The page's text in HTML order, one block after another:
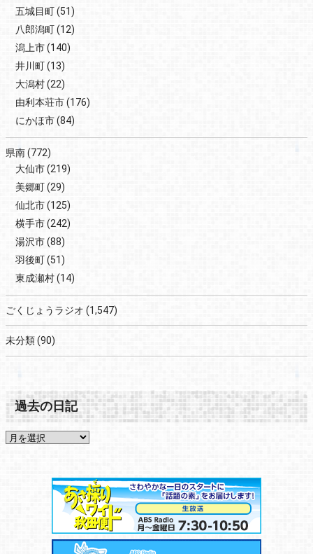
五城目町(51)
八郎潟町(12)
潟上市(140)
井川町(13)
大潟村(22)
由利本荘市(176)
にかほ市(84)
県南(772)
大仙市(219)
美郷町(29)
仙北市(125)
横手市(242)
湯沢市(88)
羽後町(51)
東成瀬村(14)
ごくじょうラジオ (1,547)
未分類(90)
過去の日記